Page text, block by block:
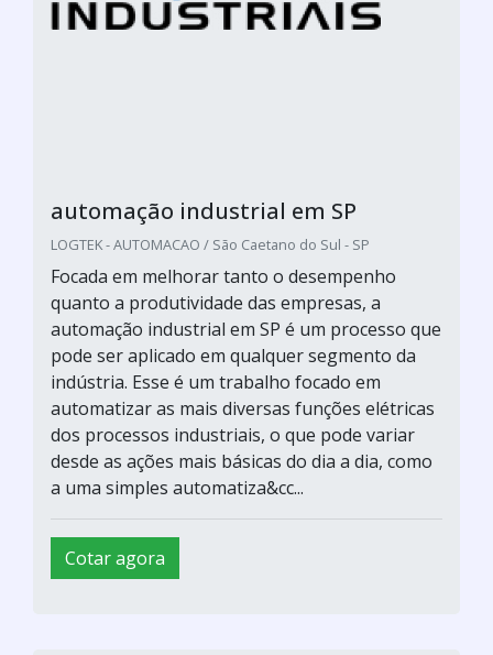
automação industrial em SP
LOGTEK - AUTOMACAO / São Caetano do Sul - SP
Focada em melhorar tanto o desempenho
quanto a produtividade das empresas, a
automação industrial em SP é um processo que
pode ser aplicado em qualquer segmento da
indústria. Esse é um trabalho focado em
automatizar as mais diversas funções elétricas
dos processos industriais, o que pode variar
desde as ações mais básicas do dia a dia, como
a uma simples automatiza&cc...
Cotar agora